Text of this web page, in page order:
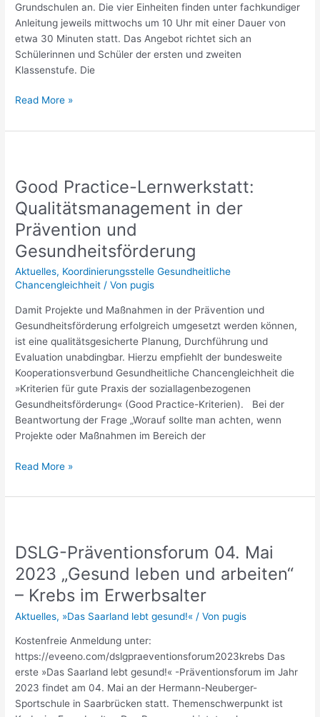
Grundschulen an. Die vier Einheiten finden unter fachkundiger
Anleitung jeweils mittwochs um 10 Uhr mit einer Dauer von
etwa 30 Minuten statt. Das Angebot richtet sich an
Schülerinnen und Schüler der ersten und zweiten
Klassenstufe. Die
Read More »
Good Practice-Lernwerkstatt:
Qualitätsmanagement in der
Prävention und
Gesundheitsförderung
Aktuelles, Koordinierungsstelle Gesundheitliche
Chancengleichheit / Von pugis
Damit Projekte und Maßnahmen in der Prävention und
Gesundheitsförderung erfolgreich umgesetzt werden können,
ist eine qualitätsgesicherte Planung, Durchführung und
Evaluation unabdingbar. Hierzu empfiehlt der bundesweite
Kooperationsverbund Gesundheitliche Chancengleichheit die
»Kriterien für gute Praxis der soziallagenbezogenen
Gesundheitsförderung« (Good Practice-Kriterien). Bei der
Beantwortung der Frage „Worauf sollte man achten, wenn
Projekte oder Maßnahmen im Bereich der
Lernwerkstatt:
Qualitätsmanagement
in
der
Prävention
Gesundheitsförderung
Read More »
DSLG-Präventionsforum 04. Mai
2023 „Gesund leben und arbeiten“
– Krebs im Erwerbsalter
Aktuelles, »Das Saarland lebt gesund!« / Von pugis
Kostenfreie Anmeldung unter:
https://eveeno.com/dslgpraeventionsforum2023krebs Das
erste »Das Saarland lebt gesund!« -Präventionsforum im Jahr
2023 findet am 04. Mai an der Hermann-Neuberger-
Sportschule in Saarbrücken statt. Themenschwerpunkt ist
04.
Mai
2023
„Gesund
leben
arbeiten“
–
Krebs
im
Erwerbsalter